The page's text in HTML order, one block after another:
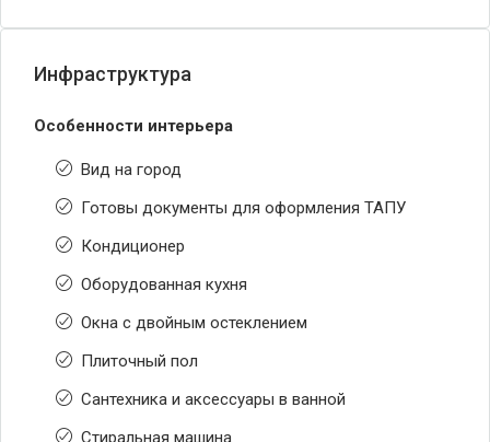
Инфраструктура
Особенности интерьера
Вид на город
Готовы документы для оформления ТАПУ
Кондиционер
Оборудованная кухня
Окна с двойным остеклением
Плиточный пол
Сантехника и аксессуары в ванной
Стиральная машина